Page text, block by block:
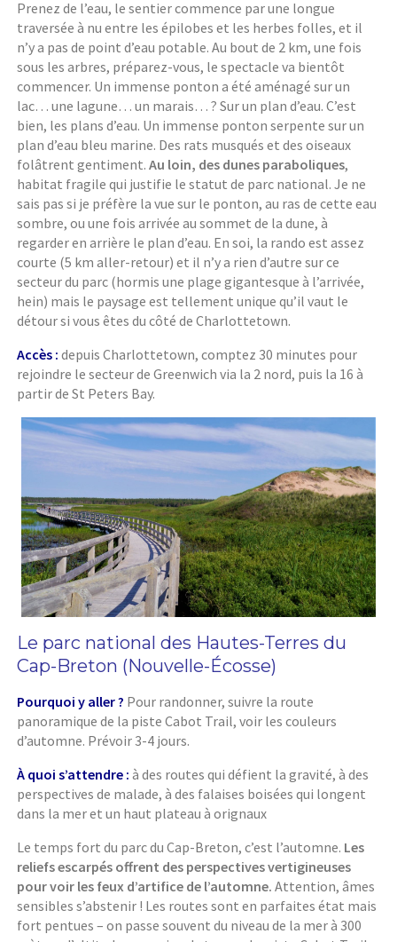
Prenez de l’eau, le sentier commence par une longue
traversée à nu entre les épilobes et les herbes folles, et il
n’y a pas de point d’eau potable. Au bout de 2 km, une fois
sous les arbres, préparez-vous, le spectacle va bientôt
commencer. Un immense ponton a été aménagé sur un
lac… une lagune… un marais… ? Sur un plan d’eau. C’est
bien, les plans d’eau. Un immense ponton serpente sur un
plan d’eau bleu marine. Des rats musqués et des oiseaux
folâtrent gentiment.Au loin, des dunes paraboliques,
habitat fragile qui justifie le statut de parc national. Je ne
sais pas si je préfère la vue sur le ponton, au ras de cette eau
sombre, ou une fois arrivée au sommet de la dune, à
regarder en arrière le plan d’eau. En soi, la rando est assez
courte (5 km aller-retour) et il n’y a rien d’autre sur ce
secteur du parc (hormis une plage gigantesque à l’arrivée,
hein) mais le paysage est tellement unique qu’il vaut le
détour si vous êtes du côté de Charlottetown.
Accès : depuis Charlottetown, comptez 30 minutes pour
rejoindre le secteur de Greenwich via la 2 nord, puis la 16 à
partir de St Peters Bay.
Le parc national des Hautes-Terres du
Cap-Breton (Nouvelle-Écosse)
Pourquoi y aller ? Pour randonner, suivre la route
panoramique de la piste Cabot Trail, voir les couleurs
d’automne. Prévoir 3-4 jours.
À quoi s’attendre : à des routes qui défient la gravité, à des
perspectives de malade, à des falaises boisées qui longent
dans la mer et un haut plateau à orignaux
Le temps fort du parc du Cap-Breton, c’est l’automne. Les
reliefs escarpés offrent des perspectives vertigineuses
pour voir les feux d’artifice de l’automne. Attention, âmes
sensibles s’abstenir ! Les routes sont en parfaites état mais
fort pentues – on passe souvent du niveau de la mer à 300